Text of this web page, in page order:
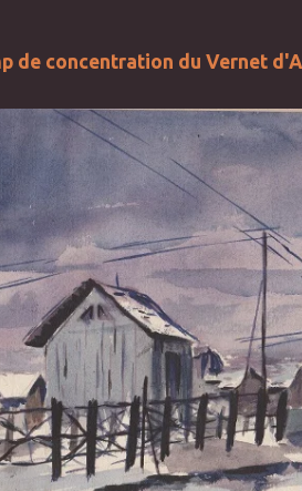
de concentration du Vernet